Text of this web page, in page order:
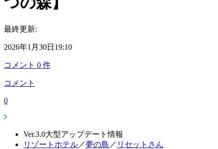
最終更新:
2026年1月30日19:10
コメント 0 件
コメント
0
Ver.3.0大型アップデート情報
リゾートホテル／夢の島 ／ リセットさん